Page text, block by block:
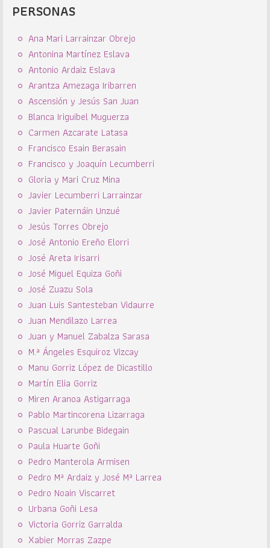
PERSONAS
Ana Mari Larrainzar Obrejo
Antonina Martínez Eslava
Antonio Ardaiz Eslava
Arantza Amezaga Iribarren
Ascensión y Jesús San Juan
Blanca Iriguibel Muguerza
Carmen Azcarate Latasa
Francisco Esain Berasain
Francisco y Joaquín Lecumberri
Gloria y Mari Cruz Mina
Javier Lecumberri Larrainzar
Javier Paternáin Unzué
Jesús Torres Obrejo
José Antonio Ereño Elorri
José Areta Irisarri
José Miguel Equiza Goñi
José Zuazu Sola
Juan Luis Santesteban Vidaurre
Juan Mendilazo Larrea
Juan y Manuel Zabalza Sarasa
M.ª Ángeles Esquiroz Vizcay
Manu Gorriz López de Dicastillo
Martín Elia Gorriz
Miren Aranoa Astigarraga
Pablo Martincorena Lizarraga
Pascual Larunbe Bidegain
Paula Huarte Goñi
Pedro Manterola Armisen
Pedro Mª Ardaiz y José Mª Larrea
Pedro Noain Viscarret
Urbana Goñi Lesa
Victoria Gorriz Garralda
Xabier Morras Zazpe